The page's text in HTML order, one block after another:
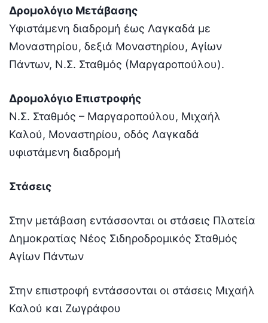
Δρομολόγιο Μετάβασης
Υφιστάμενη διαδρομή έως Λαγκαδά με
Μοναστηρίου, δεξιά Μοναστηρίου, Αγίων
Πάντων, Ν.Σ. Σταθμός (Μαργαροπούλου).
Δρομολόγιο Επιστροφής
Ν.Σ. Σταθμός – Μαργαροπούλου, Μιχαήλ
Καλού, Μοναστηρίου, οδός Λαγκαδά
υφιστάμενη διαδρομή
Στάσεις
Στην μετάβαση εντάσσονται οι στάσεις Πλατεία
Δημοκρατίας Νέος Σιδηροδρομικός Σταθμός
Αγίων Πάντων
Στην επιστροφή εντάσσονται οι στάσεις Μιχαήλ
Καλού και Ζωγράφου